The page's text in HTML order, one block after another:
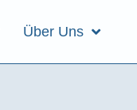
Über Uns